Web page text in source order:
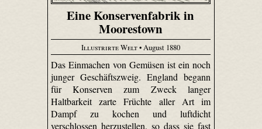
Eine Konservenfabrik in
Moorestown
Illustrirte Welt• August 1880
Das Einmachen von Gemüsen ist ein noch
junger Geschäftszweig. England begann
für Konserven zum Zweck langer
Haltbarkeit zarte Früchte aller Art im
Dampf zu kochen und luftdicht
verschlossen herzustellen, so dass sie fast